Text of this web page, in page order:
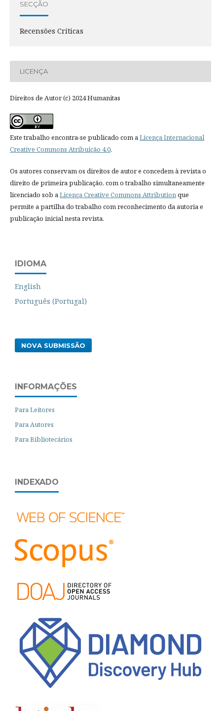
SECÇÃO
Recensões Críticas
LICENÇA
Direitos de Autor (c) 2024 Humanitas
Este trabalho encontra-se publicado com aLicença Internacional
Creative Commons Atribuição 4.0.
Os autores conservam os direitos de autor e concedem à revista o
direito de primeira publicação, com o trabalho simultaneamente
licenciado sob aLicença Creative Commons Attributionque
permite a partilha do trabalho com reconhecimento da autoria e
publicação inicial nesta revista.
IDIOMA
English
Português (Portugal)
NOVA SUBMISSÃO
INFORMAÇÕES
Para Leitores
Para Autores
Para Bibliotecários
INDEXADO